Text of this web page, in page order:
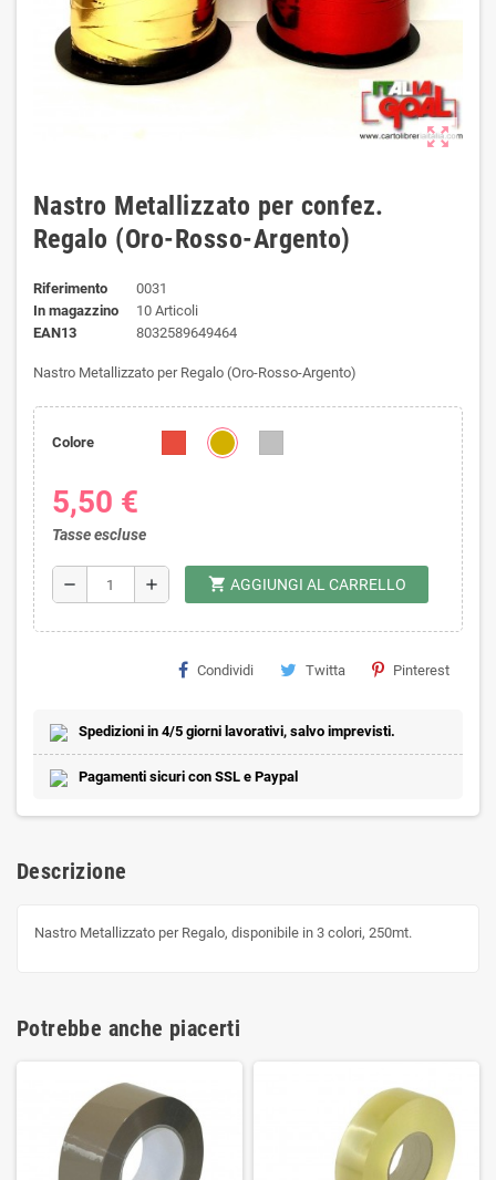
zoom_out_map
Nastro Metallizzato per confez.
Regalo (Oro-Rosso-Argento)
Riferimento
0031
In magazzino
10 Articoli
EAN13
8032589649464
Nastro Metallizzato per Regalo (Oro-Rosso-Argento)
Colore
5,50 €
Tasse escluse
remove add shopping_cart AGGIUNGI AL CARRELLO
Condividi Twitta Pinterest
Spedizioni in 4/5 giorni lavorativi, salvo imprevisti.
Pagamenti sicuri con SSL e Paypal
Descrizione
Nastro Metallizzato per Regalo, disponibile in 3 colori, 250mt.
Potrebbe anche piacerti